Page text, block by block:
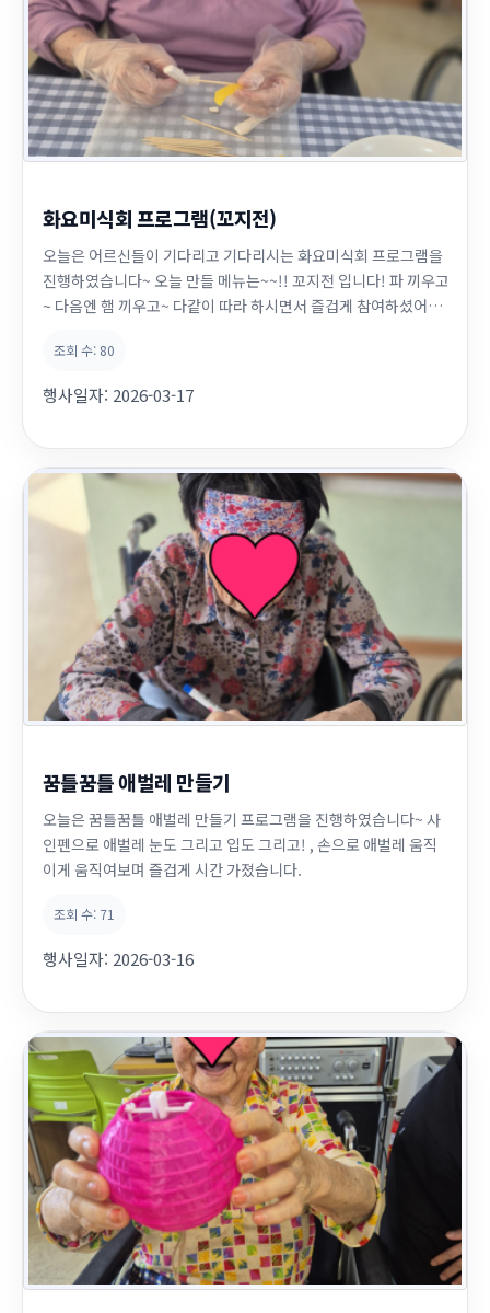
화요미식회 프로그램(꼬지전)
오늘은 어르신들이 기다리고 기다리시는 화요미식회 프로그램을
진행하였습니다~ 오늘 만들 메뉴는~~!! 꼬지전 입니다! 파 끼우고
~ 다음엔 햄 끼우고~ 다같이 따라 하시면서 즐겁게 참여하셨어요
조회 수: 80
행사일자: 2026-03-17
꿈틀꿈틀 애벌레 만들기
오늘은 꿈틀꿈틀 애벌레 만들기 프로그램을 진행하였습니다~ 사
인펜으로 애벌레 눈도 그리고 입도 그리고! , 손으로 애벌레 움직
이게 움직여보며 즐겁게 시간 가졌습니다.
조회 수: 71
행사일자: 2026-03-16